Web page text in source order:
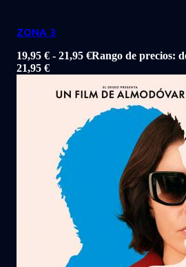
ZONA 3
19,95 € - 21,95 €Rango de precios:
21,95 €